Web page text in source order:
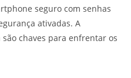
seguro com senhas
ativadas. A
chaves para enfrentar os